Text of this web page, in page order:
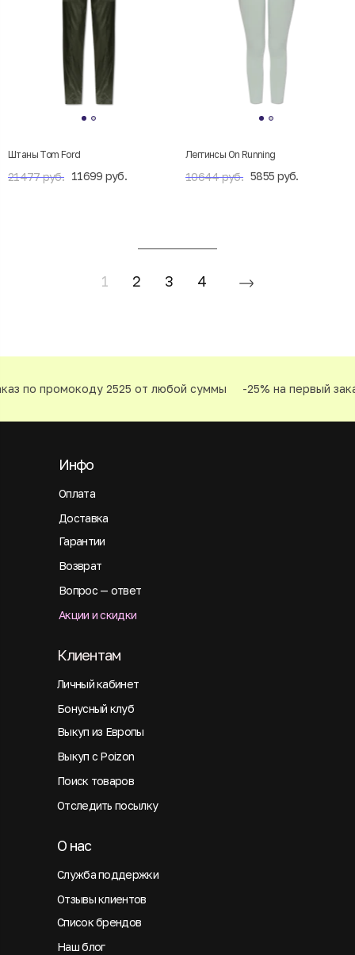
Штаны Tom Ford
21477 руб. 11699 руб.
Леггинсы On Running
10644 руб. 5855 руб.
1 2 3 4
по промокоду 2525 от любой суммы -25% на первый
Оплата
Инфо
Доставка
Гарантии
Возврат
Вопрос — ответ
Акции и скидки
Личный кабинет
Клиентам
Бонусный клуб
Выкуп из Европы
Выкуп с Poizon
Поиск товаров
Отследить посылку
Служба поддержки
О нас
Отзывы клиентов
Список брендов
Наш блог